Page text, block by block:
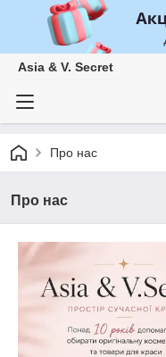
Asia & V. Secret
Про нас
Про нас